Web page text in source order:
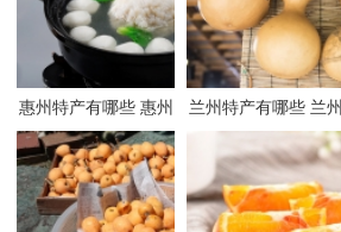
惠州特产有哪些 惠州
有哪些特产
兰州特产有哪些 兰州
有哪些特产